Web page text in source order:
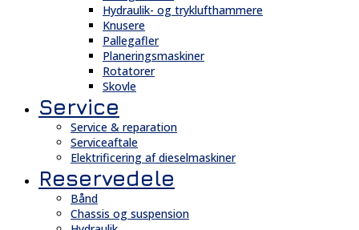
Hydraulik- og tryklufthammere
Knusere
Pallegafler
Planeringsmaskiner
Rotatorer
Skovle
Service
Service & reparation
Serviceaftale
Elektrificering af dieselmaskiner
Reservedele
Bånd
Chassis og suspension